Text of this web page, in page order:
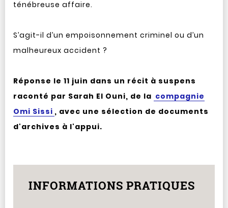
ténébreuse affaire.
S’agit-il d’un empoisonnement criminel ou d’un
malheureux accident ?
Réponse le 11 juin dans un récit à suspens
raconté par Sarah El Ouni, de la compagnie
Omi Sissi , avec une sélection de documents
d'archives à l'appui.
INFORMATIONS PRATIQUES